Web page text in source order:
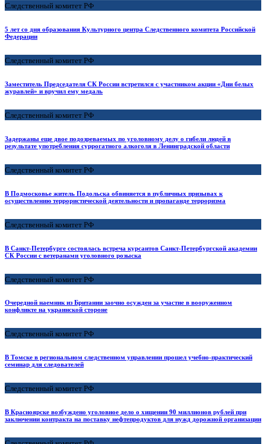
Следственный комитет РФ
5 лет со дня образования Культурного центра Следственного комитета Российской
Федерации
Следственный комитет РФ
Заместитель Председателя СК России встретился с участником акции «Дни белых
журавлей» и вручил ему медаль
Следственный комитет РФ
Задержаны еще двое подозреваемых по уголовному делу о гибели людей в
результате употребления суррогатного алкоголя в Ленинградской области
Следственный комитет РФ
В Подмосковье житель Подольска обвиняется в публичных призывах к
осуществлению террористической деятельности и пропаганде терроризма
Следственный комитет РФ
В Санкт-Петербурге состоялась встреча курсантов Санкт-Петербургской академии
СК России с ветеранами уголовного розыска
Следственный комитет РФ
Очередной наемник из Британии заочно осужден за участие в вооруженном
конфликте на украинской стороне
Следственный комитет РФ
В Томске в региональном следственном управлении прошел учебно-практический
семинар для следователей
Следственный комитет РФ
В Красноярске возбуждено уголовное дело о хищении 90 миллионов рублей при
заключении контракта на поставку нефтепродуктов для нужд дорожной организации